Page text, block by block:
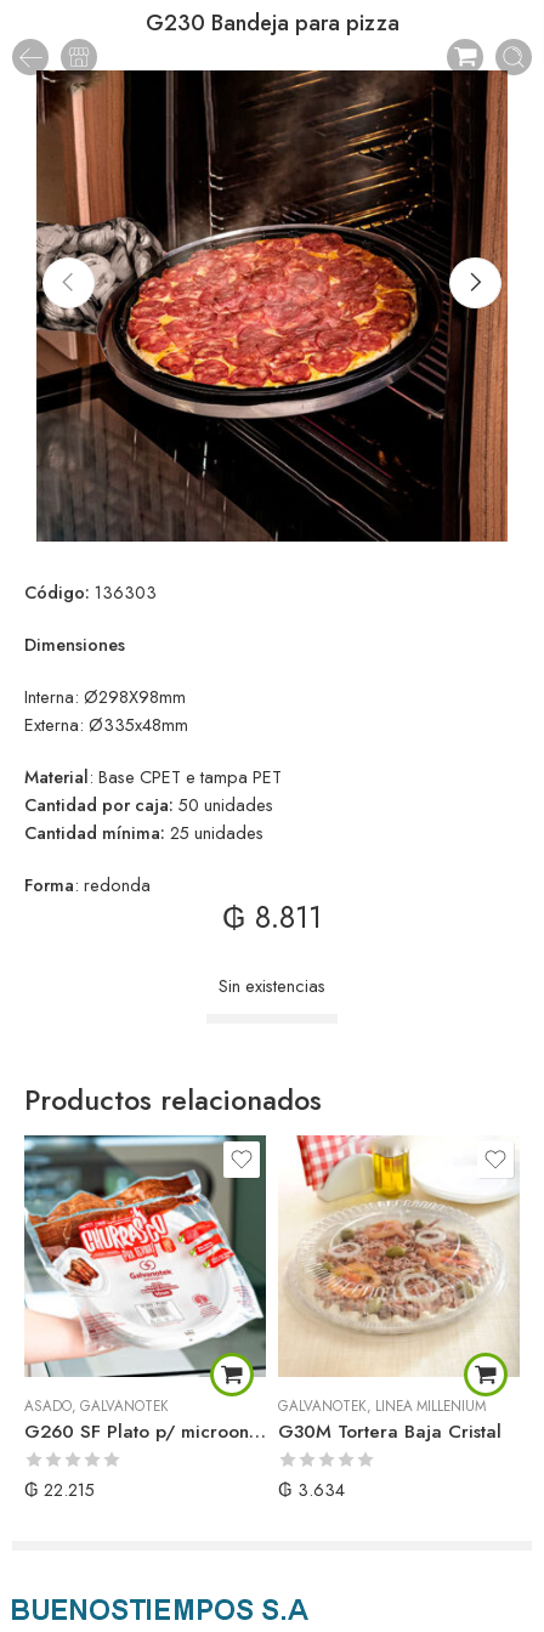
G230 Bandeja para pizza
Código: 136303
Dimensiones
Interna: Ø298X98mm
Externa: Ø335x48mm
Material: Base CPET e tampa PET
Cantidad por caja: 50 unidades
Cantidad mínima: 25 unidades
Forma: redonda
₲ 8.811
Sin existencias
Productos relacionados
ASADO, GALVANOTEK
G260 SF Plato p/ microondas borde cuadrado
Valorado
con
₲ 22.215
GALVANOTEK, LÍNEA MILLENIUM
G30M Tortera Baja Cristal
Valorado
con
₲ 3.634